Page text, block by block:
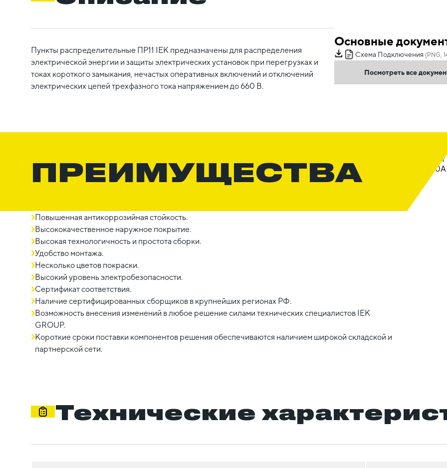
Пункты распределительные ПР11 IEK предназначены для распределения
электрической энергии и защиты электрических установок при перегрузках и
токах короткого замыкания, нечастых оперативных включений и отключений
электрических цепей трехфазного тока напряжением до 660 В.
Основные
Схема Подключения (PNG,
Посмотреть все
ПРЕИМУЩЕСТВА
Повышенная антикоррозийная стойкость.
Высококачественное наружное покрытие.
Высокая технологичность и простота сборки.
Удобство монтажа.
Несколько цветов покраски.
Высокий уровень электробезопасности.
Сертификат соответствия.
Наличие сертифицированных сборщиков в крупнейших регионах РФ.
Возможность внесения изменений в любое решение силами технических специалистов IEK
GROUP.
Короткие сроки поставки компонентов решения обеспечиваются наличием широкой складской и
партнерской сети.
Технические